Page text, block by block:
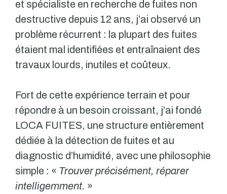
et spécialiste en recherche de fuites non
destructive depuis 12 ans, j’ai observé un
problème récurrent : la plupart des fuites
étaient mal identifiées et entraînaient des
travaux lourds, inutiles et coûteux.
Fort de cette expérience terrain et pour
répondre à un besoin croissant, j’ai fondé
LOCA FUITES, une structure entièrement
dédiée à la détection de fuites et au
diagnostic d’humidité, avec une philosophie
simple : « Trouver précisément, réparer
intelligemment. »